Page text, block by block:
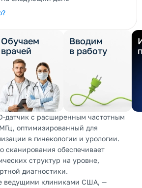
Обучаем
врачей
Вводим
в работу
датчик с расширенным частотным
оптимизированный для
в гинекологии и урологии.
сканирования обеспечивает
структур на уровне,
диагностики.
ведущими клиниками США, —